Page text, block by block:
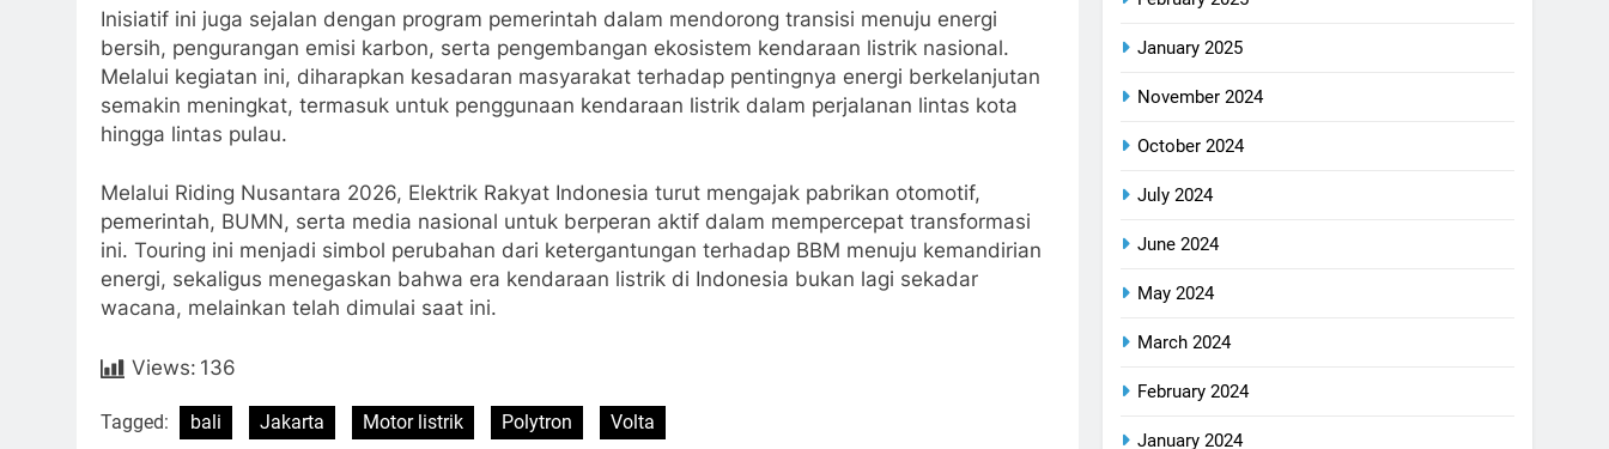
Inisiatif ini juga sejalan dengan program pemerintah dalam mendorong transisi menuju energi
bersih, pengurangan emisi karbon, serta pengembangan ekosistem kendaraan listrik nasional.
Melalui kegiatan ini, diharapkan kesadaran masyarakat terhadap pentingnya energi berkelanjutan
semakin meningkat, termasuk untuk penggunaan kendaraan listrik dalam perjalanan lintas kota
hingga lintas pulau.
Melalui Riding Nusantara 2026, Elektrik Rakyat Indonesia turut mengajak pabrikan otomotif,
pemerintah, BUMN, serta media nasional untuk berperan aktif dalam mempercepat transformasi
ini. Touring ini menjadi simbol perubahan dari ketergantungan terhadap BBM menuju kemandirian
energi, sekaligus menegaskan bahwa era kendaraan listrik di Indonesia bukan lagi sekadar
wacana, melainkan telah dimulai saat ini.
Views: 136
Tagged: bali Jakarta Motor listrik Polytron Volta
January 2025
November 2024
October 2024
July 2024
June 2024
May 2024
March 2024
February 2024
January 2024